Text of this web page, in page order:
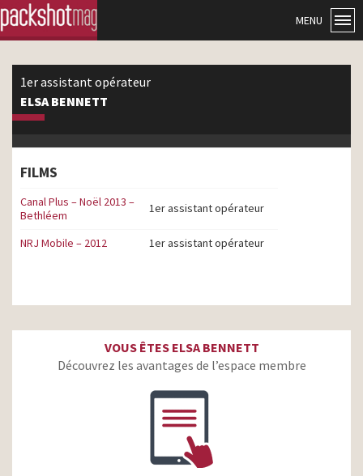
MENU
1er assistant opérateur
ELSA BENNETT
FILMS
Canal Plus – Noël 2013 –
Bethléem
1er assistant opérateur
NRJ Mobile – 2012 1er assistant opérateur
VOUS ÊTES ELSA BENNETT
Découvrez les avantages de l’espace membre